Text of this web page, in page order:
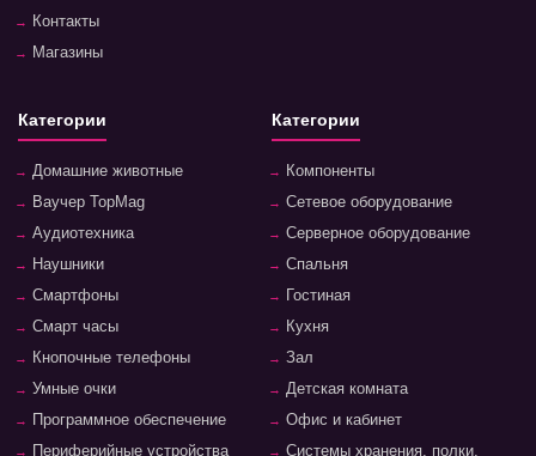
Контакты
Магазины
Категории
Домашние животные
Ваучер TopMag
Аудиотехника
Наушники
Смартфоны
Смарт часы
Кнопочные телефоны
Умные очки
Программное обеспечение
Периферийные устройства
Категории
Компоненты
Сетевое оборудование
Серверное оборудование
Спальня
Гостиная
Кухня
Зал
Детская комната
Офис и кабинет
Системы хранения, полки,